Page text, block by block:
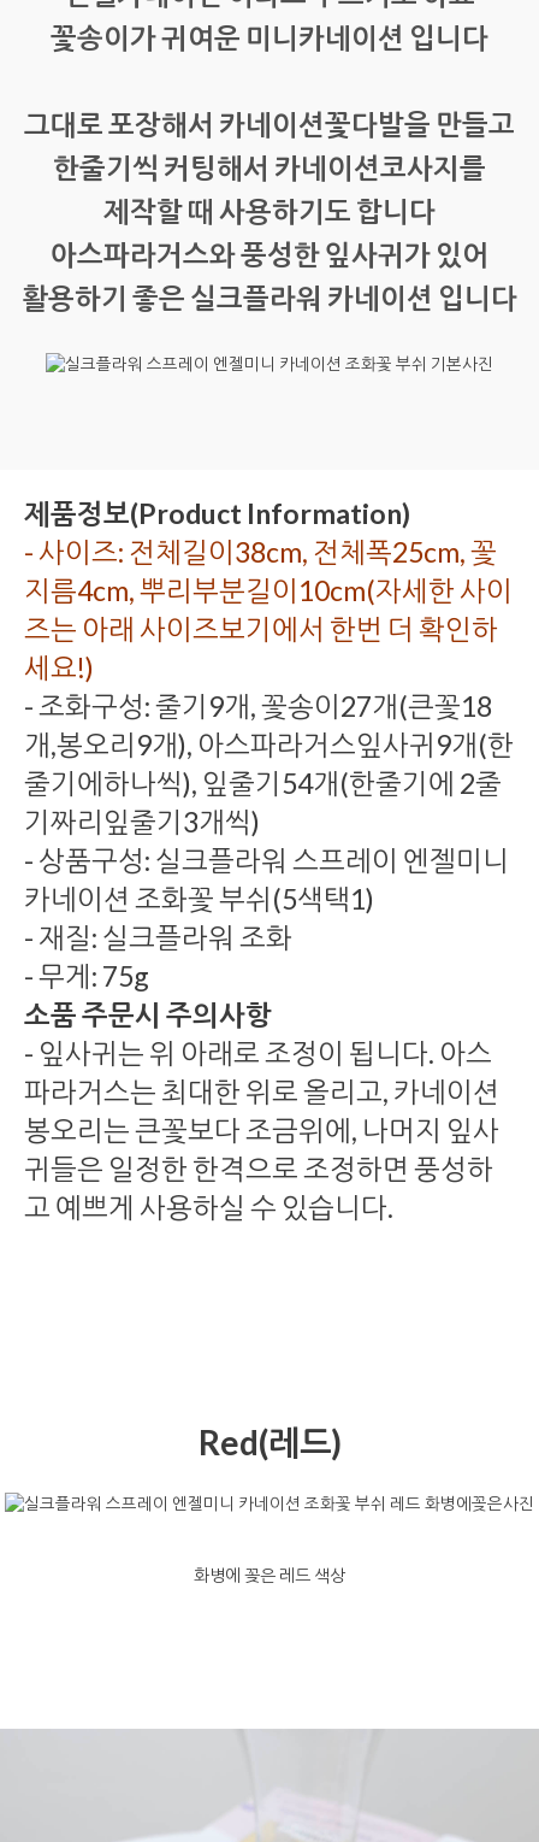
꽃송이가 귀여운 미니카네이션 입니다
그대로 포장해서 카네이션꽃다발을 만들고
한줄기씩 커팅해서 카네이션코사지를
제작할 때 사용하기도 합니다
아스파라거스와 풍성한 잎사귀가 있어
활용하기 좋은 실크플라워 카네이션 입니다
제품정보(Product Information)
- 사이즈: 전체길이38cm, 전체폭25cm, 꽃
지름4cm, 뿌리부분길이10cm(자세한 사이
즈는 아래 사이즈보기에서 한번 더 확인하
세요!)
- 조화구성: 줄기9개, 꽃송이27개(큰꽃18
개,봉오리9개), 아스파라거스잎사귀9개(한
줄기에하나씩), 잎줄기54개(한줄기에 2줄
기짜리잎줄기3개씩)
- 상품구성: 실크플라워 스프레이 엔젤미니
카네이션 조화꽃 부쉬(5색택1)
- 재질: 실크플라워 조화
- 무게: 75g
소품 주문시 주의사항
- 잎사귀는 위 아래로 조정이 됩니다. 아스
파라거스는 최대한 위로 올리고, 카네이션
봉오리는 큰꽃보다 조금위에, 나머지 잎사
귀들은 일정한 한격으로 조정하면 풍성하
고 예쁘게 사용하실 수 있습니다.
Red(레드)
화병에 꽂은 레드 색상